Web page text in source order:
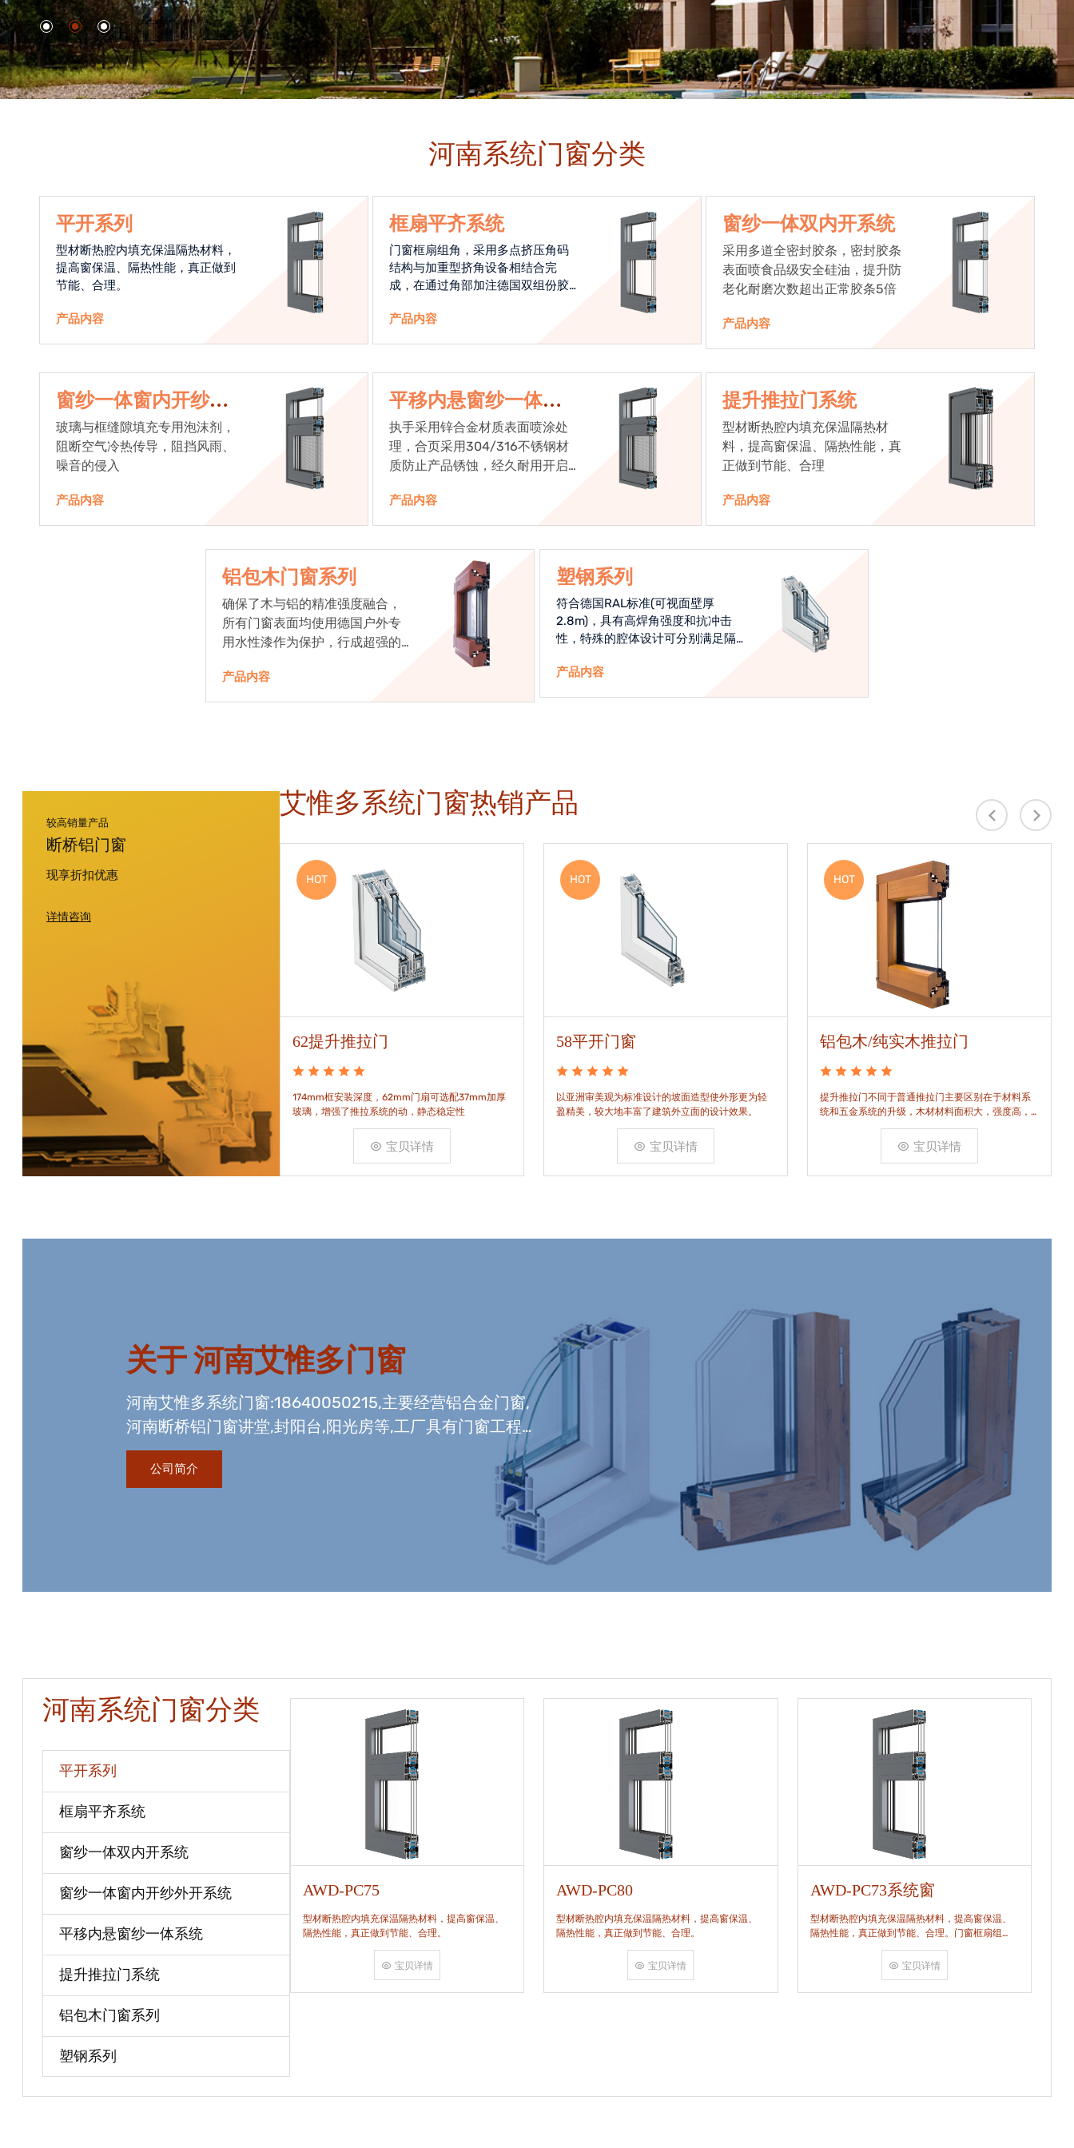
河南系统门窗分类
平开系列
型材断热腔内填充保温隔热材料，
提高窗保温、隔热性能，真正做到
节能、合理。
产品内容
框扇平齐系统
门窗框扇组角，采用多点挤压角码
结构与加重型挤角设备相结合完
成，在通过角部加注德国双组份胶
强度，促使窗使用寿命提升5-10
产品内容
窗纱一体双内开系统
采用多道全密封胶条，密封胶条
表面喷食品级安全硅油，提升防
老化耐磨次数超出正常胶条5倍
产品内容
窗纱一体窗内开纱外
开系统
玻璃与框缝隙填充专用泡沫剂，
阻断空气冷热传导，阻挡风雨、
噪音的侵入
产品内容
平移内悬窗纱一体系
统
执手采用锌合金材质表面喷涂处
理，合页采用304/316不锈钢材
质防止产品锈蚀，经久耐用开启
产品内容
提升推拉门系统
型材断热腔内填充保温隔热材
料，提高窗保温、隔热性能，真
正做到节能、合理
产品内容
铝包木门窗系列
确保了木与铝的精准强度融合，
所有门窗表面均使用德国户外专
用水性漆作为保护，行成超强的
始终是节能门窗的科技体现.
产品内容
塑钢系列
符合德国RAL标准(可视面壁厚
2.8m)，具有高焊角强度和抗冲击
性，特殊的腔体设计可分别满足隔
产品内容
较高销量产品
断桥铝门窗
现享折扣优惠
详情咨询
艾惟多系统门窗热销产品
HOT
70平开窗
符合德国RAL标准(可视面壁厚2.8m)，具有高焊角
强度和抗冲击性，特殊的腔体设计可分别满足隔热
宝贝详情
HOT
62提升推拉门
174mm框安装深度，62mm门扇可选配37mm加厚
玻璃，增强了推拉系统的动，静态稳定性
宝贝详情
HOT
58平开门窗
以亚洲审美观为标准设计的坡面造型使外形更为轻
盈精美，较大地丰富了建筑外立面的设计效果。
宝贝详情
HOT
铝包木/纯实木推拉门
​提升推拉门不同于普通推拉门主要区别在于材料系
统和五金系统的升级，木材材料面积大，强度高，
采用较大压缩能力和高弹性的胶条进行强力密封。
宝贝详情
关于河南艾惟多门窗
河南艾惟多系统门窗:18640050215,主要经营铝合金门窗,
河南断桥铝门窗讲堂,封阳台,阳光房等,工厂具有门窗工程
资质,玻璃幕墙工程资质,国内门窗组装生产线,及中空玻璃
生产线。
公司简介
河南系统门窗分类
平开系列
框扇平齐系统
窗纱一体双内开系统
窗纱一体窗内开纱外开系统
平移内悬窗纱一体系统
提升推拉门系统
铝包木门窗系列
塑钢系列
AWD-PC73系统窗
型材断热腔内填充保温隔热材料，提高窗保温、
隔热性能，真正做到节能、合理。门窗框扇组
和型材融合一体，提升角部强度，促使
宝贝详情
AWD-PC75
型材断热腔内填充保温隔热材料，提高窗保温、
隔热性能，真正做到节能、合理。
宝贝详情
AWD-PC80
型材断热腔内填充保温隔热材料，提高窗保温、
隔热性能，真正做到节能、合理。
宝贝详情
AWD-PC73系统窗
型材断热腔内填充保温隔热材料，提高窗保温、
隔热性能，真正做到节能、合理。门窗框扇组
角，采用多点挤压角码结构与加重型挤角设备相
结合完成，在通过角部加注德国双组份胶使角码
宝贝详情